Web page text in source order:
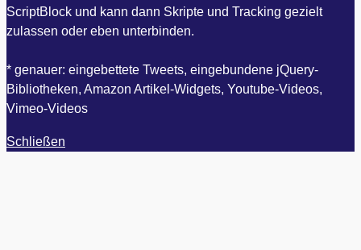
ScriptBlock und kann dann Skripte und Tracking gezielt
zulassen oder eben unterbinden.
* genauer: eingebettete Tweets, eingebundene jQuery-
Bibliotheken, Amazon Artikel-Widgets, Youtube-Videos,
Vimeo-Videos
Schließen